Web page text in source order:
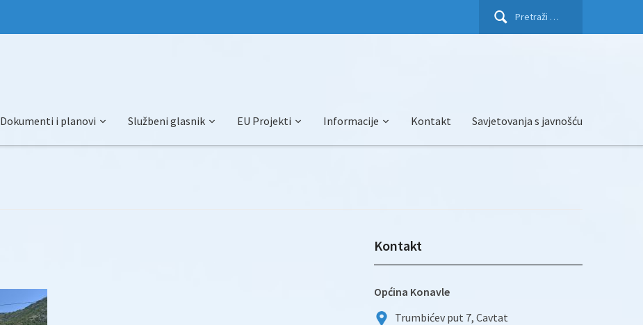
Pretraži:
Dokumenti i planovi Službeni glasnik EU Projekti Informacije Kontakt Savjetovanja s javnošću
Kontakt
Općina Konavle
Trumbićev put 7, Cavtat